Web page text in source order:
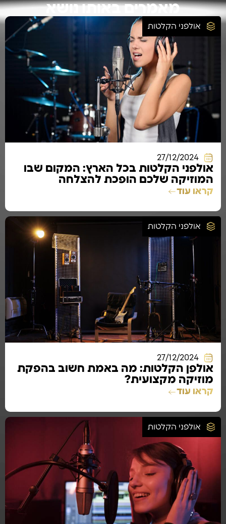
מאמרים באותו נושא
אולפני הקלטות
27/12/2024
אולפני הקלטות בכל הארץ: המקום שבו
המוזיקה שלכם הופכת להצלחה
קראו עוד
אולפני הקלטות
27/12/2024
אולפן הקלטות: מה באמת חשוב בהפקת
מוזיקה מקצועית?
קראו עוד
אולפני הקלטות